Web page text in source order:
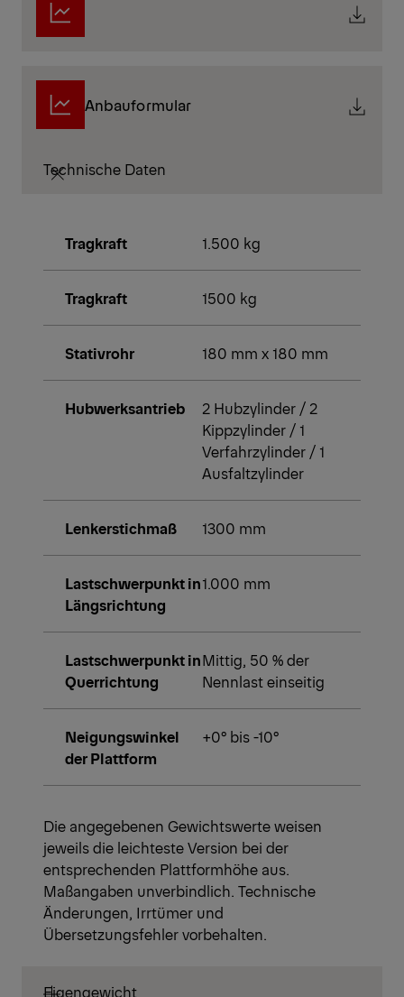
Anbauformular
Technische Daten
Tragkraft 1.500 kg
Tragkraft 1500 kg
Stativrohr 180 mm x 180 mm
Hubwerksantrieb
2 Hubzylinder / 2
Kippzylinder / 1
Verfahrzylinder / 1
Ausfaltzylinder
Lenkerstichmaß 1300 mm
Lastschwerpunkt in
Längsrichtung
1.000 mm
Lastschwerpunkt in
Querrichtung
Mittig, 50 % der
Nennlast einseitig
Neigungswinkel
der Plattform
+0° bis -10°
Die angegebenen Gewichtswerte weisen
jeweils die leichteste Version bei der
entsprechenden Plattformhöhe aus.
Maßangaben unverbindlich. Technische
Änderungen, Irrtümer und
Übersetzungsfehler vorbehalten.
Eigengewicht